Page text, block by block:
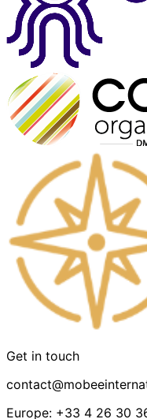
Get in touch
Europe: +33 4 26 30